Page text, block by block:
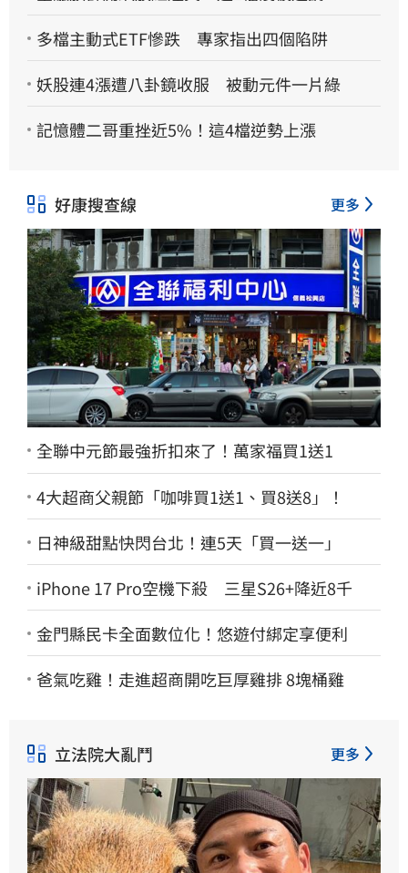
多檔主動式ETF慘跌 專家指出四個陷阱
妖股連4漲遭八卦鏡收服 被動元件一片綠
記憶體二哥重挫近5%！這4檔逆勢上漲
好康搜查線 更多
全聯中元節最強折扣來了！萬家福買1送1
4大超商父親節「咖啡買1送1、買8送8」！
日神級甜點快閃台北！連5天「買一送一」
iPhone 17 Pro空機下殺 三星S26+降近8千
金門縣民卡全面數位化！悠遊付綁定享便利
爸氣吃雞！走進超商開吃巨厚雞排 8塊桶雞
立法院大亂鬥 更多